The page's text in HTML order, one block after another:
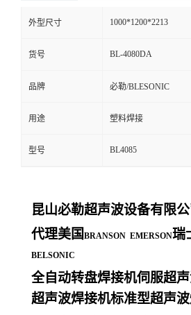
外型尺寸 1000*1200*2213
货号 BL-4080DA
品牌 必勒/BLESONIC
用途 塑料焊接
型号 BL4085
昆山必勒超声波设备有限公
代理美国 BRANSON EMERSON瑞
BELSONIC
全自动转盘焊接机伺服超
超声波焊接机标准型超声